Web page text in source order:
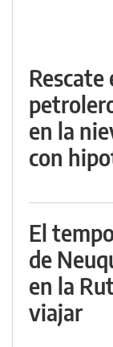
en la
con
El
de
en la
viajar